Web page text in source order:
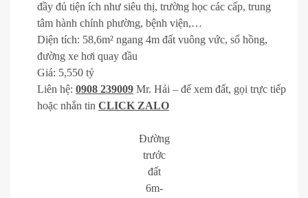
đầy đủ tiện ích như siêu thị, trường học các cấp, trung
tâm hành chính phường, bệnh viện,…
Diện tích: 58,6m² ngang 4m đất vuông vức, sổ hồng,
đường xe hơi quay đầu
Giá: 5,550 tỷ
Liên hệ: 0908 239009 Mr. Hải – để xem đất, gọi trực tiếp
hoặc nhắn tin CLICK ZALO
Đường
trước
đất
6m-